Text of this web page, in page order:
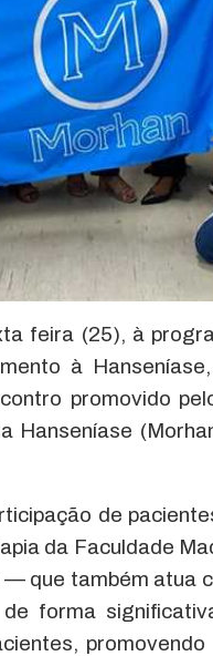
feira (25), à
à
promovido
Hanseníase
de
da Faculdade
que também atua
forma